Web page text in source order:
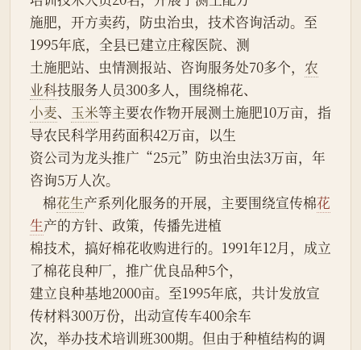
施肥，开方卖药，防虫治虫，技术咨询活动。至
1995年底，全县已建立庄稼医院、测
土施肥站、虫情测报站、咨询服务处70多个， 农
业科技服务人员300多人，围绕棉花、
小麦、 玉米等主要农作物开展测土施肥10万亩，指
导农民科学用药面积42万亩，以生
资公司为龙头推广“25元”防虫治虫法3万亩，年
咨询5万人次。
    棉
花生产系列化服务的开展，主要围绕宣传棉花
生产的方针、政策，传播先进植
棉技术，搞好棉花收购进行的。1991年12月，成立
了棉花良种厂，推广优良品种5个，
建立良种基地2000亩。至1995年底，共计发放宣
传材料300万份，出动宣传车400余车
次，举办技术培训班300期。但由于种植结构的调